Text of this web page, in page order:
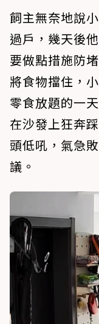
飼主無奈地說
過戶，幾天後
要做點措施防
將食物擋住，
零食放題的一
在沙發上狂奔
頭低吼，氣急
議。